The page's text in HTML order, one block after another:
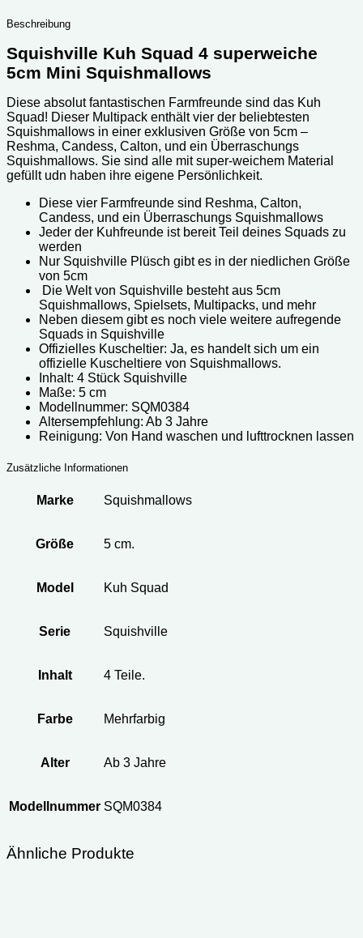
Beschreibung
Squishville Kuh Squad 4 superweiche
5cm Mini Squishmallows
Diese absolut fantastischen Farmfreunde sind das Kuh
Squad! Dieser Multipack enthält vier der beliebtesten
Squishmallows in einer exklusiven Größe von 5cm –
Reshma, Candess, Calton, und ein Überraschungs
Squishmallows. Sie sind alle mit super-weichem Material
gefüllt udn haben ihre eigene Persönlichkeit.
Diese vier Farmfreunde sind Reshma, Calton,
Candess, und ein Überraschungs Squishmallows
Jeder der Kuhfreunde ist bereit Teil deines Squads zu
werden
Nur Squishville Plüsch gibt es in der niedlichen Größe
von 5cm
Die Welt von Squishville besteht aus 5cm
Squishmallows, Spielsets, Multipacks, und mehr
Neben diesem gibt es noch viele weitere aufregende
Squads in Squishville
Offizielles Kuscheltier: Ja, es handelt sich um ein
offizielle Kuscheltiere von Squishmallows.
Inhalt: 4 Stück Squishville
Maße: 5 cm
Modellnummer: ‎SQM0384
Altersempfehlung: Ab 3 Jahre
Reinigung: Von Hand waschen und lufttrocknen lassen
Zusätzliche Informationen
Marke Squishmallows
Größe 5 cm.
Model Kuh Squad
Serie Squishville
Inhalt 4 Teile.
Farbe Mehrfarbig
Alter Ab 3 Jahre
Modellnummer ‎SQM0384
Ähnliche Produkte